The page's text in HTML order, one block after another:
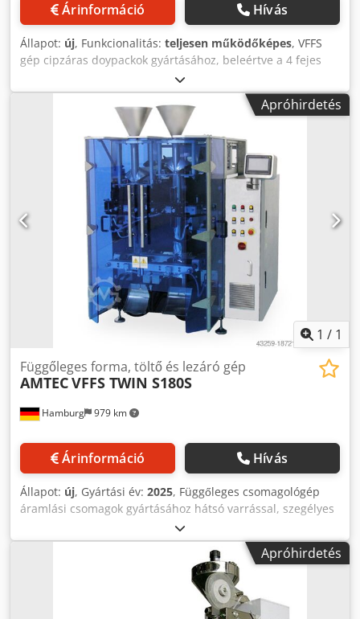
Árinformáció Hívás
Állapot: új, Funkcionalitás: teljesen működőképes, VFFS
gép cipzáras doypackok gyártásához, beleértve a 4 fejes
lineáris skálát. Felszereltség: érintőképernyő, PLC,
fotóérzékelő (nyomtatási jel észlelése) a tömítéshez/vágási
pozícióhoz, pneumatikus tömítőegység a végső tömítéshez,
szervomotor a film eltávolításához, szalagos nyomtató a
tételszámhoz, dátumhoz, szavatossági dátumhoz. A VFFS
gép specifikációi: Max. gép ciklusszáma üresjáratban: 35
ciklus/perc; 2 formakészlet zsákmérethez: ~L 210mm &
300mm, ~W(70-300)mm; Megfelelő fóliaszélesség: 280-720
mm; Crodpfsv Hpfkjx Aiksf A termékkel érintkező
alkatrészek AISI304-ből készülnek. Mérőegység
specifikációi: 4 mérőfej; Súlytartomány: 50-2000g;
Mérőtartály térfogata: 3L; A termékkel érintkező alkatrészek
AISI304-ből készülnek. Új és garanciális. Azonnal elérhető
Apróhirdetés
1 / 1
Hamburg 979 km
Függőleges forma, töltő és lezáró gép
AMTECVFFS TWIN S180S
Árinformáció Hívás
Állapot: új, Gyártási év: 2025, Függőleges csomagológép
áramlási csomagok gyártásához hátsó varrással, szegélyes
állótasakokkal (rögzítőszerszám szükséges), VAGY gúla
alakú tasakokhoz (speciális tömítőegység szükséges).
Kettős változat a gyorsabb kimenet érdekében 2 teljes
gyártósoron keresztül egy gépben. Felszereltség:
érintőképernyő; PLC; Fényképérzékelő (nyomtatási jel
észlelése) a lezáráshoz/vágási pozícióhoz; szervovezérelt
Apróhirdetés